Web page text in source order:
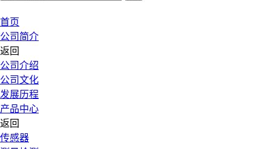
首页
公司简介
返回
公司介绍
公司文化
发展历程
产品中心
返回
传感器